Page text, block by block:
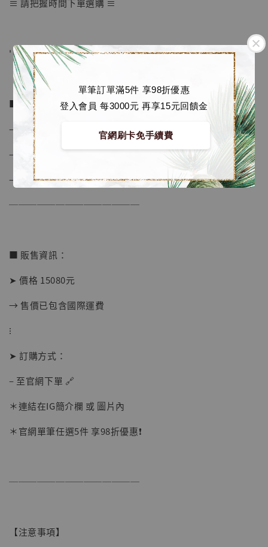
單筆訂單滿5件 享98折優惠
登入會員 每3000元 再享15元回饋金
官網刷卡免手續費
NT$ 5,580
加入購物車
【店內現貨】海賊王 系列蒐藏雕像 布魯克達
摩 [7STARS Studio]
NT$ 1,500
' ' ' ' ' ' ' ' ' ' ' ' ' ' ' ' ' ' ' ' ' ' ' ' ' '
■ 商品資訊：
– 比例 1/6
– 尺寸 H60 W46.7 D42.1 cm
– 材質為 高級樹脂, PU
──────────────
■ 販售資訊：
➤ 價格 15080元
→ 售價已包含國際運費
⁝
➤ 訂購方式：
– 至官網下單 🔗
＊連結在IG簡介欄 或 圖片內
＊官網單筆任選5件 享98折優惠❗️
──────────────
【注意事項】